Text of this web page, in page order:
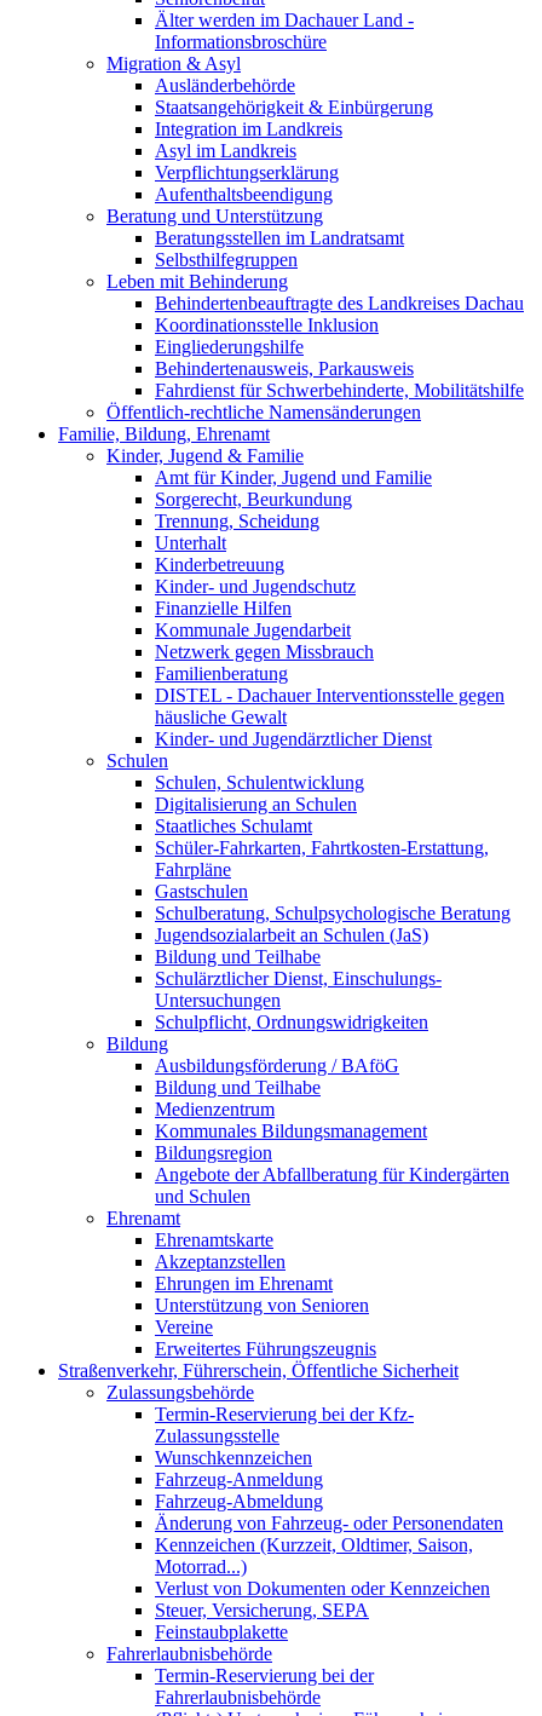
Älter werden im Dachauer Land -
Informationsbroschüre
Migration & Asyl
Ausländerbehörde
Staatsangehörigkeit & Einbürgerung
Integration im Landkreis
Asyl im Landkreis
Verpflichtungserklärung
Aufenthaltsbeendigung
Beratung und Unterstützung
Beratungsstellen im Landratsamt
Selbsthilfegruppen
Leben mit Behinderung
Behindertenbeauftragte des Landkreises Dachau
Koordinationsstelle Inklusion
Eingliederungshilfe
Behindertenausweis, Parkausweis
Fahrdienst für Schwerbehinderte, Mobilitätshilfe
Öffentlich-rechtliche Namensänderungen
Familie, Bildung, Ehrenamt
Kinder, Jugend & Familie
Amt für Kinder, Jugend und Familie
Sorgerecht, Beurkundung
Trennung, Scheidung
Unterhalt
Kinderbetreuung
Kinder- und Jugendschutz
Finanzielle Hilfen
Kommunale Jugendarbeit
Netzwerk gegen Missbrauch
Familienberatung
DISTEL - Dachauer Interventionsstelle gegen
häusliche Gewalt
Kinder- und Jugendärztlicher Dienst
Schulen
Schulen, Schulentwicklung
Digitalisierung an Schulen
Staatliches Schulamt
Schüler-Fahrkarten, Fahrtkosten-Erstattung,
Fahrpläne
Gastschulen
Schulberatung, Schulpsychologische Beratung
Jugendsozialarbeit an Schulen (JaS)
Bildung und Teilhabe
Schulärztlicher Dienst, Einschulungs-
Untersuchungen
Schulpflicht, Ordnungswidrigkeiten
Bildung
Ausbildungsförderung / BAföG
Bildung und Teilhabe
Medienzentrum
Kommunales Bildungsmanagement
Bildungsregion
Angebote der Abfallberatung für Kindergärten
und Schulen
Ehrenamt
Ehrenamtskarte
Akzeptanzstellen
Ehrungen im Ehrenamt
Unterstützung von Senioren
Vereine
Erweitertes Führungszeugnis
Straßenverkehr, Führerschein, Öffentliche Sicherheit
Zulassungsbehörde
Termin-Reservierung bei der Kfz-
Zulassungsstelle
Wunschkennzeichen
Fahrzeug-Anmeldung
Fahrzeug-Abmeldung
Änderung von Fahrzeug- oder Personendaten
Kennzeichen (Kurzzeit, Oldtimer, Saison,
Motorrad...)
Verlust von Dokumenten oder Kennzeichen
Steuer, Versicherung, SEPA
Feinstaubplakette
Fahrerlaubnisbehörde
Termin-Reservierung bei der
Fahrerlaubnisbehörde